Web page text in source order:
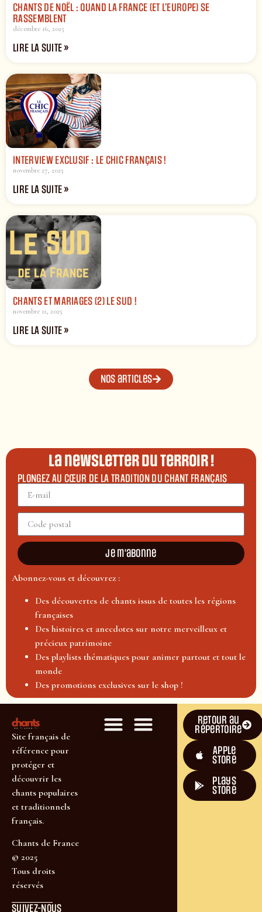
CHANTS DE NOËL : QUAND LA FRANCE (ET L’EUROPE) SE
RASSEMBLENT
décembre 16, 2025
LIRE LA SUITE »
INTERVIEW EXCLUSIF : LE CHIC FRANÇAIS !
novembre 27, 2025
LIRE LA SUITE »
CHANTS ET MARIAGES (2) LE SUD !
novembre 11, 2025
LIRE LA SUITE »
Nos articles
La newsletter du terroir !
PLONGEZ AU CŒUR DE LA TRADITION DU CHANT FRANÇAIS
Je m'abonne
Abonnez-vous et découvrez :
Des découvertes de chants issus de toutes les régions
françaises
Des histoires et anecdotes sur notre merveilleux et
précieux patrimoine
Des playlists thématiques pour animer partout et tout le
monde
Des promotions exclusives sur le shop !
Site français de
référence pour
protéger et
découvrir les
chants populaires
et traditionnels
français.
Chants de France
© 2025
Tous droits
réservés
SUIVEZ-NOUS
Retour au
répertoire
Apple
Store
plays
store